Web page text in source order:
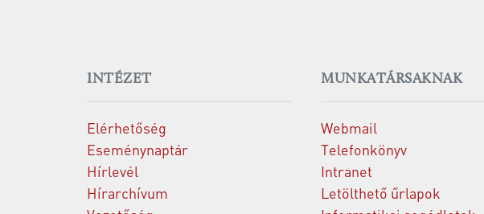
INTÉZET
Elérhetőség
Eseménynaptár
Hírlevél
Hírarchívum
MUNKATÁRSAKNAK
Webmail
Telefonkönyv
Intranet
Letölthető űrlapok